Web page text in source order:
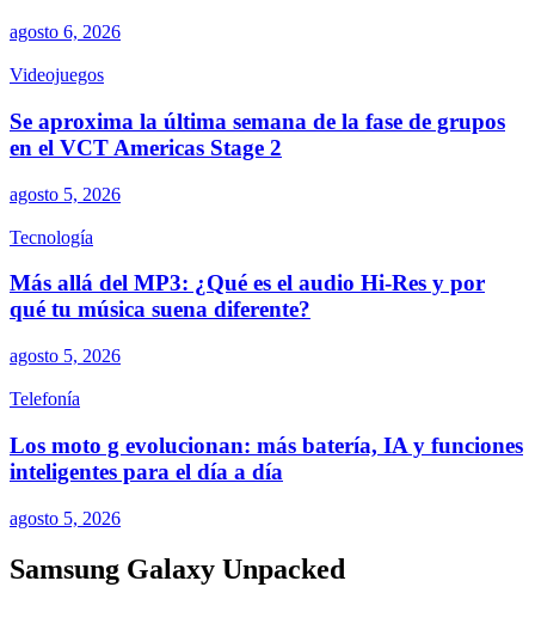
agosto 6, 2026
Videojuegos
Se aproxima la última semana de la fase de grupos
en el VCT Americas Stage 2
agosto 5, 2026
Tecnología
Más allá del MP3: ¿Qué es el audio Hi-Res y por
qué tu música suena diferente?
agosto 5, 2026
Telefonía
Los moto g evolucionan: más batería, IA y funciones
inteligentes para el día a día
agosto 5, 2026
Samsung Galaxy Unpacked